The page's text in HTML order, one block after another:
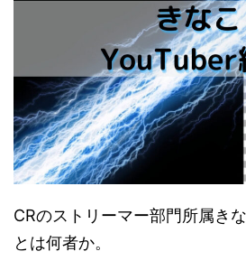
CRのストリーマー部門所属き
とは何者か。